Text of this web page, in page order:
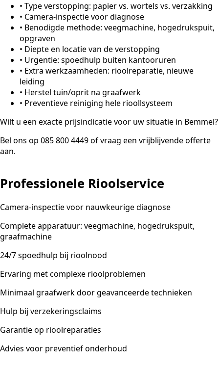
• Type verstopping: papier vs. wortels vs. verzakking
• Camera-inspectie voor diagnose
• Benodigde methode: veegmachine, hogedrukspuit,
opgraven
• Diepte en locatie van de verstopping
• Urgentie: spoedhulp buiten kantooruren
• Extra werkzaamheden: rioolreparatie, nieuwe
leiding
• Herstel tuin/oprit na graafwerk
• Preventieve reiniging hele rioollsysteem
Wilt u een exacte prijsindicatie voor uw situatie in Bemmel?
Bel ons op 085 800 4449 of vraag een vrijblijvende offerte
aan.
Professionele Rioolservice
Camera-inspectie voor nauwkeurige diagnose
Complete apparatuur: veegmachine, hogedrukspuit,
graafmachine
24/7 spoedhulp bij rioolnood
Ervaring met complexe rioolproblemen
Minimaal graafwerk door geavanceerde technieken
Hulp bij verzekeringsclaims
Garantie op rioolreparaties
Advies voor preventief onderhoud